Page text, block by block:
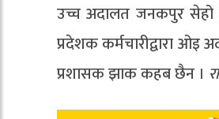
उच्च अदालत जनकपुर
प्रदेशक कर्मचारीद्वारा
प्रशासक झाक कहब छैन ।